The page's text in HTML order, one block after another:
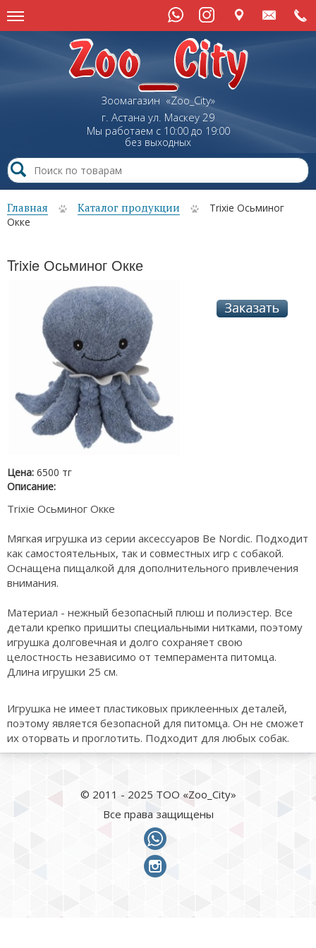
Зоомагазин «Zoo_City»
г. Астана ул. Маскеу29
Мы работаем с 10:00 до 19:00
без выходных
Главная Каталог продукции
Trixie Осьминог
Окке
Trixie Осьминог Окке
Цена: 6500 тг
Описание:
Trixie Осьминог Окке
Мягкая игрушка из серии аксессуаров Be Nordic. Подходит
как самостоятельных, так и совместных игр с собакой.
Оснащена пищалкой для дополнительного привлечения
внимания.
Материал - нежный безопасный плюш и полиэстер. Все
детали крепко пришиты специальными нитками, поэтому
игрушка долговечная и долго сохраняет свою
целостность независимо от темперамента питомца.
Длина игрушки 25 см.
Игрушка не имеет пластиковых приклеенных деталей,
поэтому является безопасной для питомца. Он не сможет
их оторвать и проглотить. Подходит для любых собак.
© 2011 - 2025 ТОО «Zoo_City»
Все права защищены